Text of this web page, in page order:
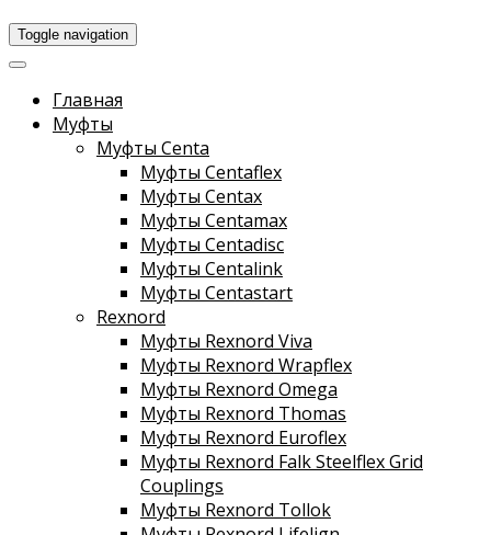
Toggle navigation
Главная
Муфты
Муфты Centa
Муфты Centaflex
Муфты Centax
Муфты Centamax
Муфты Centadisc
Муфты Centalink
Муфты Centastart
Rexnord
Муфты Rexnord Viva
Муфты Rexnord Wrapflex
Муфты Rexnord Omega
Муфты Rexnord Thomas
Муфты Rexnord Euroflex
Муфты Rexnord Falk Steelflex Grid
Couplings
Муфты Rexnord Tollok